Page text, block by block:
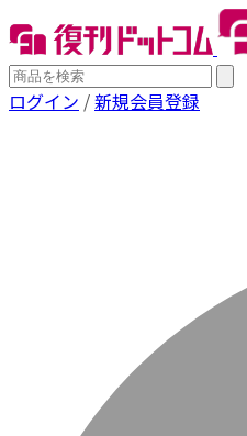
ログイン /新規会員登録